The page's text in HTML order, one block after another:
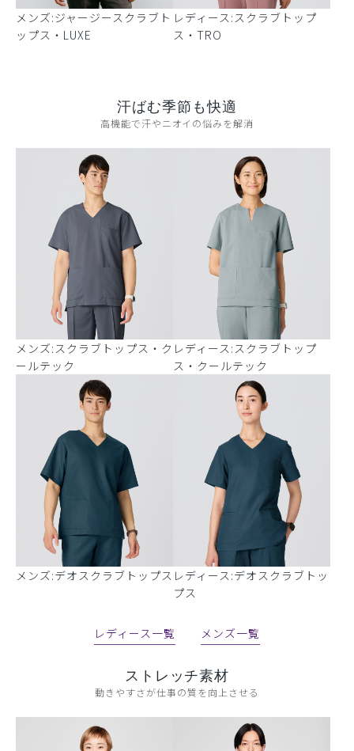
メンズ:ジャージースクラブト
ップス・LUXE
レディース:スクラブトップ
ス・TRO
汗ばむ季節も快適
高機能で汗やニオイの悩みを解消
メンズ:スクラブトップス・ク
ールテック
レディース:スクラブトップ
ス・クールテック
メンズ:デオスクラブトップス レディース:デオスクラブトッ
プス
レディース一覧 メンズ一覧
ストレッチ素材
動きやすさが仕事の質を向上させる